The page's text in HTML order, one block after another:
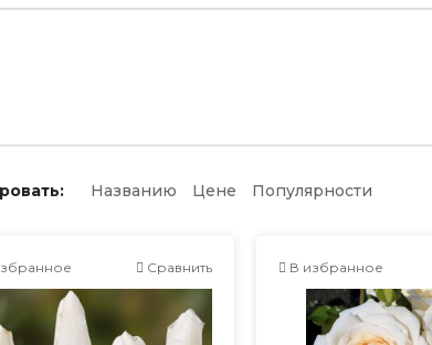
Названию Цене Популярности
Сравнить В избранное